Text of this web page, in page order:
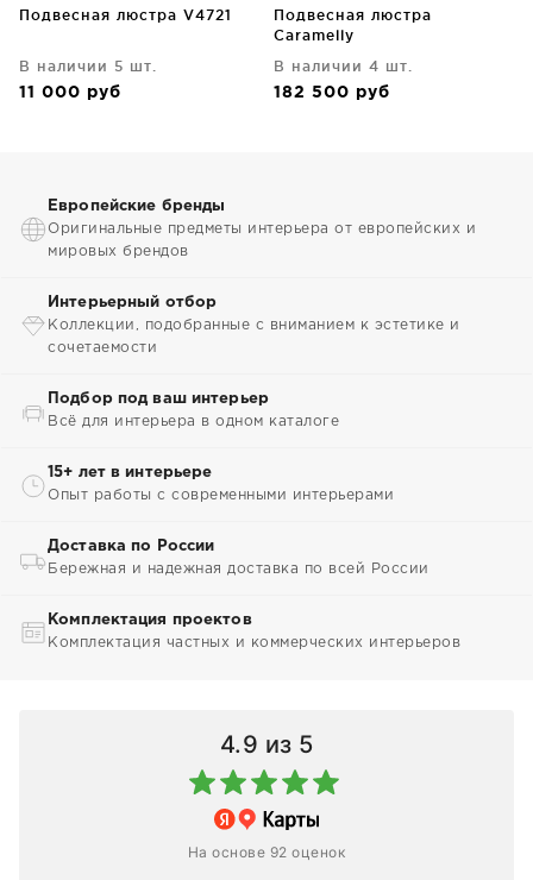
Подвесная люстра V4721
В наличии 5 шт.
11 000 руб
Подвесная люстра
Caramelly
В наличии 4 шт.
182 500 руб
Европейские бренды
Оригинальные предметы интерьера от европейских и
мировых брендов
Интерьерный отбор
Коллекции, подобранные с вниманием к эстетике и
сочетаемости
Подбор под ваш интерьер
Всё для интерьера в одном каталоге
15+ лет в интерьере
Опыт работы с современными интерьерами
Доставка по России
Бережная и надежная доставка по всей России
Комплектация проектов
Комплектация частных и коммерческих интерьеров
4.9 из 5
На основе 92 оценок